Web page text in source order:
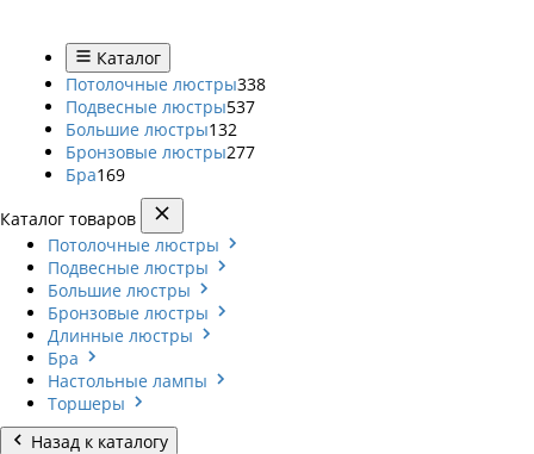
Каталог
Потолочные люстры338
Подвесные люстры537
Большие люстры132
Бронзовые люстры277
Бра169
Каталог товаров
Потолочные люстры
Подвесные люстры
Большие люстры
Бронзовые люстры
Длинные люстры
Бра
Настольные лампы
Торшеры
Назад к каталогу